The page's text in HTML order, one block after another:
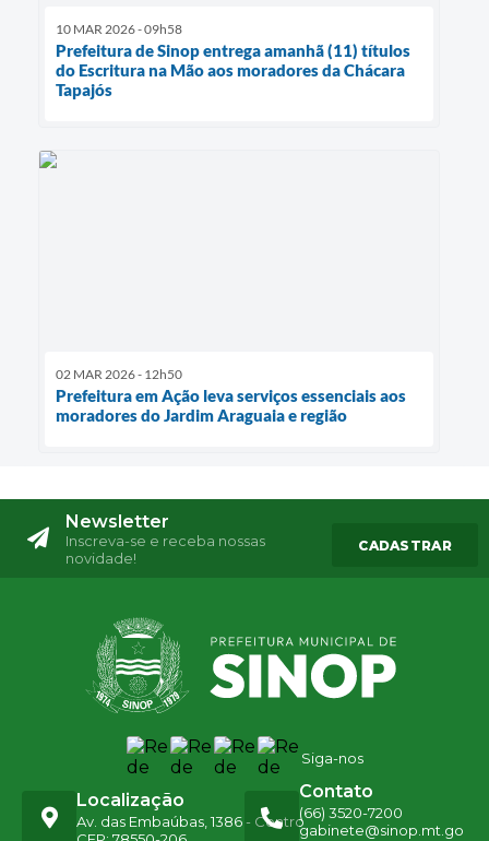
10 MAR 2026 - 09h58
Prefeitura de Sinop entrega amanhã (11) títulos
do Escritura na Mão aos moradores da Chácara
Tapajós
02 MAR 2026 - 12h50
Prefeitura em Ação leva serviços essenciais aos
moradores do Jardim Araguaia e região
Newsletter
Inscreva-se e receba nossas
novidade!
CADASTRAR
Siga-nos
Localização
Av. das Embaúbas, 1386 - Centro
Contato
(66) 3520-7200
gabinete@sinop.mt.go